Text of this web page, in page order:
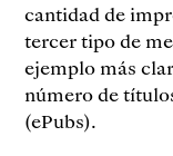
cantidad de
tercer tipo de
ejemplo más
número de
(ePubs).